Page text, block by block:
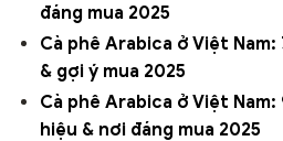
đáng mua 2025
Cà phê Arabica ở Việt
& gợi ý mua 2025
Cà phê Arabica ở Việt
hiệu & nơi đáng mua 2025